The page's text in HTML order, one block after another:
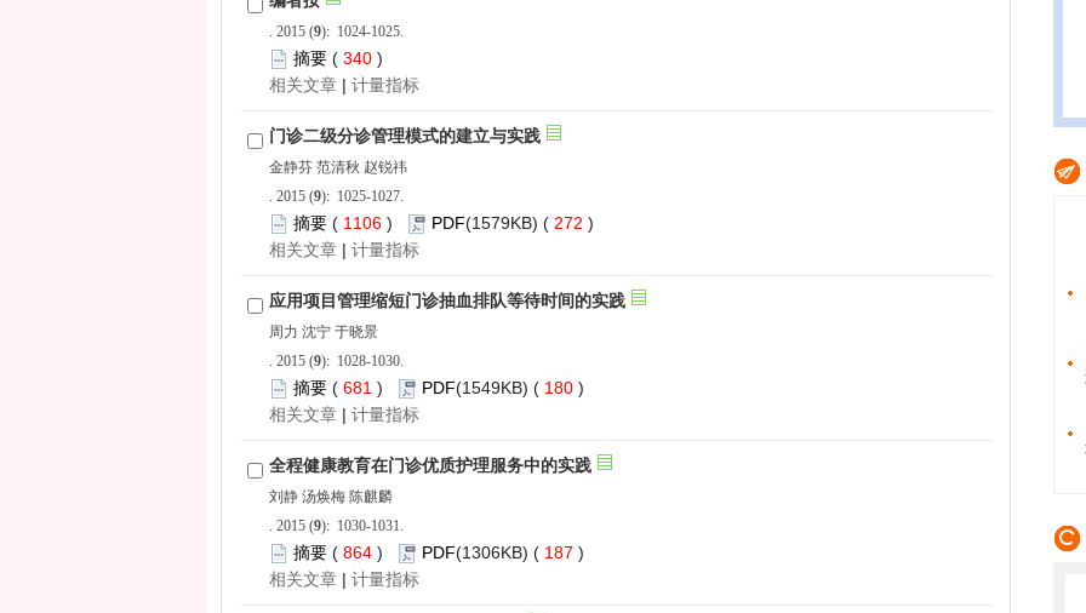
): 1024-1025.
340 )
|
): 1025-1027.
1106 ) 272 )
|
): 1028-1030.
681 ) 180 )
|
): 1030-1031.
864 ) 187 )
|